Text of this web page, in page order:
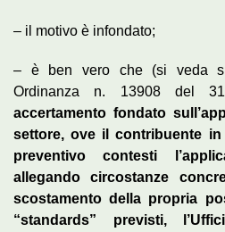
– il motivo è infondato;
– è ben vero che (si veda
Ordinanza n. 13908 del
accertamento fondato
settore, ove il contribuente
preventivo contesti
allegando circostanze
scostamento della propria
“standards” previsti,